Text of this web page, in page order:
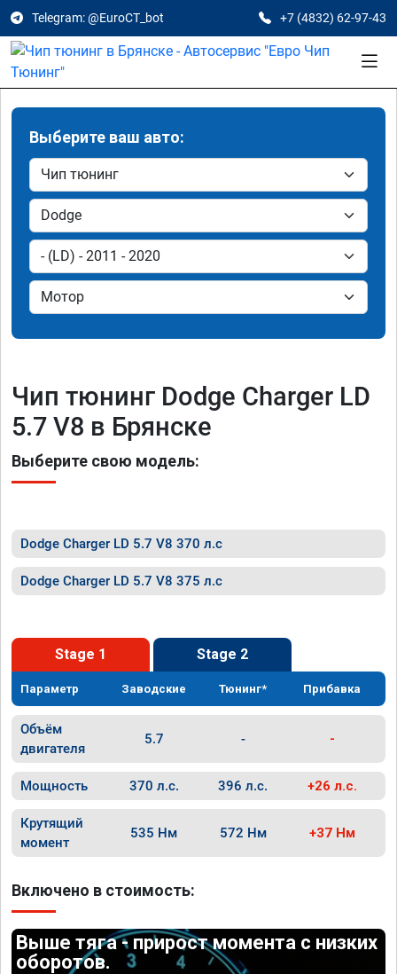
Telegram: @EuroCT_bot +7 (4832) 62-97-43
Выберите ваш авто:
Чип тюнинг Dodge Charger LD
5.7 V8 в Брянске
Выберите свою модель:
Dodge Charger LD 5.7 V8 370 л.с
Dodge Charger LD 5.7 V8 375 л.с
Stage 1 Stage 2
Параметр Заводские Тюнинг* Прибавка
Объём
двигателя
5.7 - -
Мощность 370 л.с. 396 л.с. +26 л.с.
Крутящий
момент
535 Нм 572 Нм +37 Нм
Включено в стоимость:
Выше тяга - прирост момента с низких
оборотов.